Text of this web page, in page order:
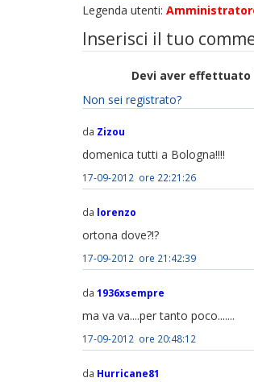
Legenda utenti:
Inserisci il tuo
Devi aver
Non sei registrato?
da Zizou
domenica tutti a Bologna!!!!
17-09-2012 ore 22:21:26
da lorenzo
ortona dove?!?
17-09-2012 ore 21:42:39
da 1936xsempre
ma va va....per tanto poco.......
17-09-2012 ore 20:48:12
da Hurricane81